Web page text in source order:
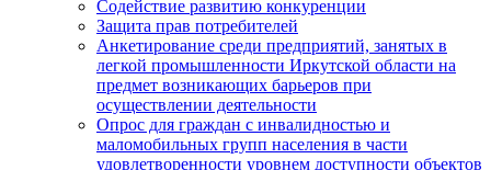
Содействие развитию конкуренции
Защита прав потребителей
Анкетирование среди предприятий, занятых в
легкой промышленности Иркутской области на
предмет возникающих барьеров при
осуществлении деятельности
Опрос для граждан с инвалидностью и
маломобильных групп населения в части
удовлетворенности уровнем доступности объектов